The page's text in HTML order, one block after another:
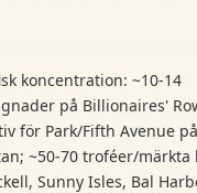
koncentration: ~10-14
på Billionaires'
för Park/Fifth Avenue på
~50-70 troféer/märkta
Sunny Isles, Bal